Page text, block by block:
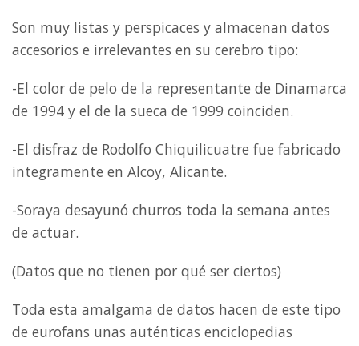
Son muy listas y perspicaces y almacenan datos
accesorios e irrelevantes en su cerebro tipo:
-El color de pelo de la representante de Dinamarca
de 1994 y el de la sueca de 1999 coinciden.
-El disfraz de Rodolfo Chiquilicuatre fue fabricado
integramente en Alcoy, Alicante.
-Soraya desayunó churros toda la semana antes
de actuar.
(Datos que no tienen por qué ser ciertos)
Toda esta amalgama de datos hacen de este tipo
de eurofans unas auténticas enciclopedias